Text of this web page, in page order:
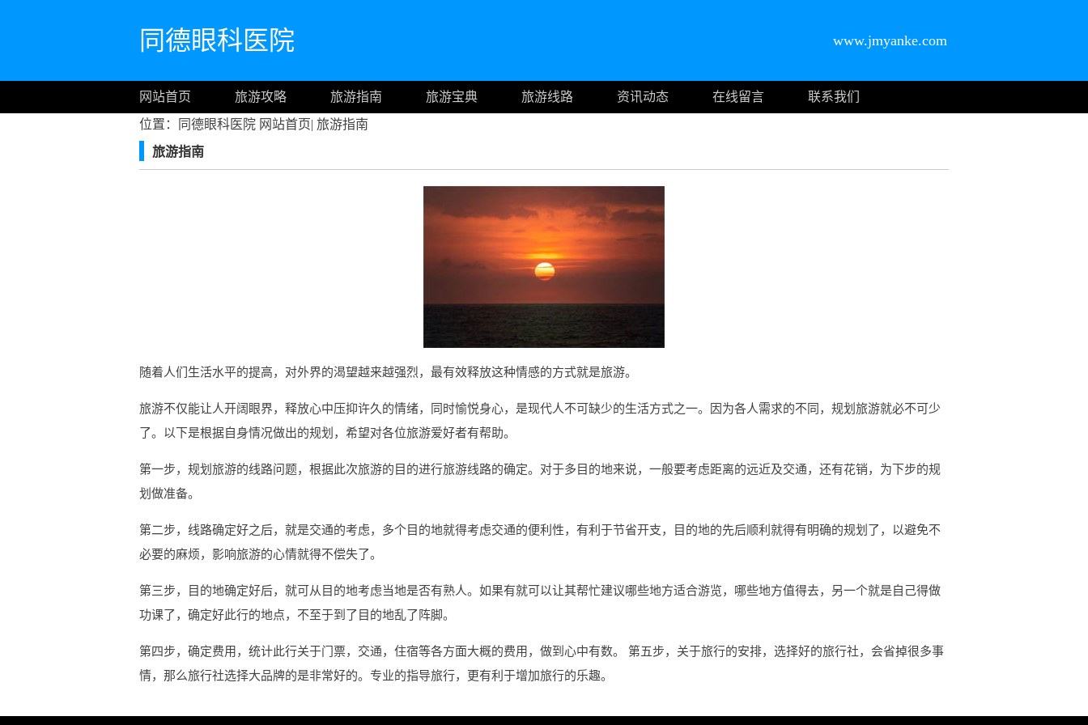
同德眼科医院 www.jmyanke.com
网站首页 旅游攻略 旅游指南 旅游宝典 旅游线路 资讯动态 在线留言
联系我们
位置：同德眼科医院 网站首页| 旅游指南
旅游指南
随着人们生活水平的提高，对外界的渴望越来越强烈，最有效释放这种情感的方式就是旅游。
旅游不仅能让人开阔眼界，释放心中压抑许久的情绪，同时愉悦身心，是现代人不可缺少的生活方式之一。因为各人需求的不同，规划旅游就必不可少
了。以下是根据自身情况做出的规划，希望对各位旅游爱好者有帮助。
第一步，规划旅游的线路问题，根据此次旅游的目的进行旅游线路的确定。对于多目的地来说，一般要考虑距离的远近及交通，还有花销，为下步的规
划做准备。
第二步，线路确定好之后，就是交通的考虑，多个目的地就得考虑交通的便利性，有利于节省开支，目的地的先后顺利就得有明确的规划了，以避免不
必要的麻烦，影响旅游的心情就得不偿失了。
第三步，目的地确定好后，就可从目的地考虑当地是否有熟人。如果有就可以让其帮忙建议哪些地方适合游览，哪些地方值得去，另一个就是自己得做
功课了，确定好此行的地点，不至于到了目的地乱了阵脚。
第四步，确定费用，统计此行关于门票，交通，住宿等各方面大概的费用，做到心中有数。 第五步，关于旅行的安排，选择好的旅行社，会省掉很多事
情，那么旅行社选择大品牌的是非常好的。专业的指导旅行，更有利于增加旅行的乐趣。